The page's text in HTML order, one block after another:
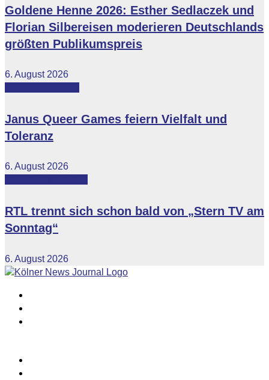
Goldene Henne 2026: Esther Sedlaczek und
Florian Silbereisen moderieren Deutschlands
größten Publikumspreis
6. August 2026
Janus Queer Games feiern Vielfalt und
Toleranz
6. August 2026
RTL trennt sich schon bald von „Stern TV am
Sonntag“
6. August 2026